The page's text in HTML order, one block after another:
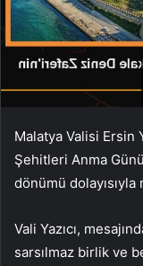
Malatya Valisi Ersin
Şehitleri Anma
dönümü dolayısıyla
Vali Yazıcı,
sarsılmaz birlik ve